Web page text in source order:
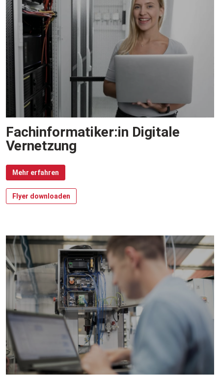
Fachinformatiker:in Digitale
Vernetzung
Mehr erfahren
Flyer downloaden